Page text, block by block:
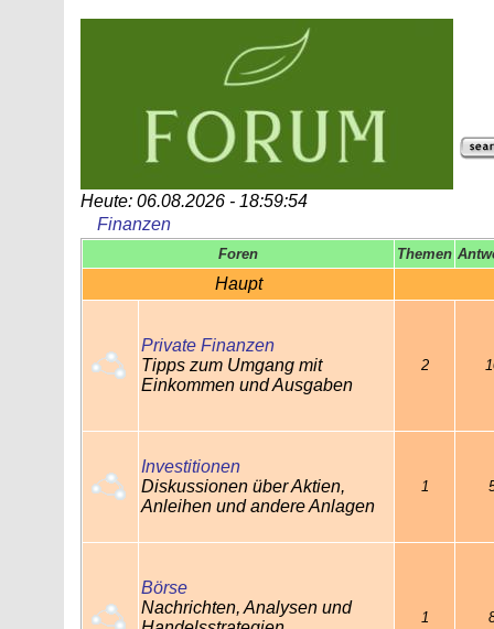
Heute: 06.08.2026 - 18:59:54
Finanzen
Foren Themen
Haupt
Private Finanzen
Tipps zum Umgang mit
Einkommen und Ausgaben
2
Investitionen
Diskussionen über Aktien,
Anleihen und andere Anlagen
1
Börse
Nachrichten, Analysen und
1